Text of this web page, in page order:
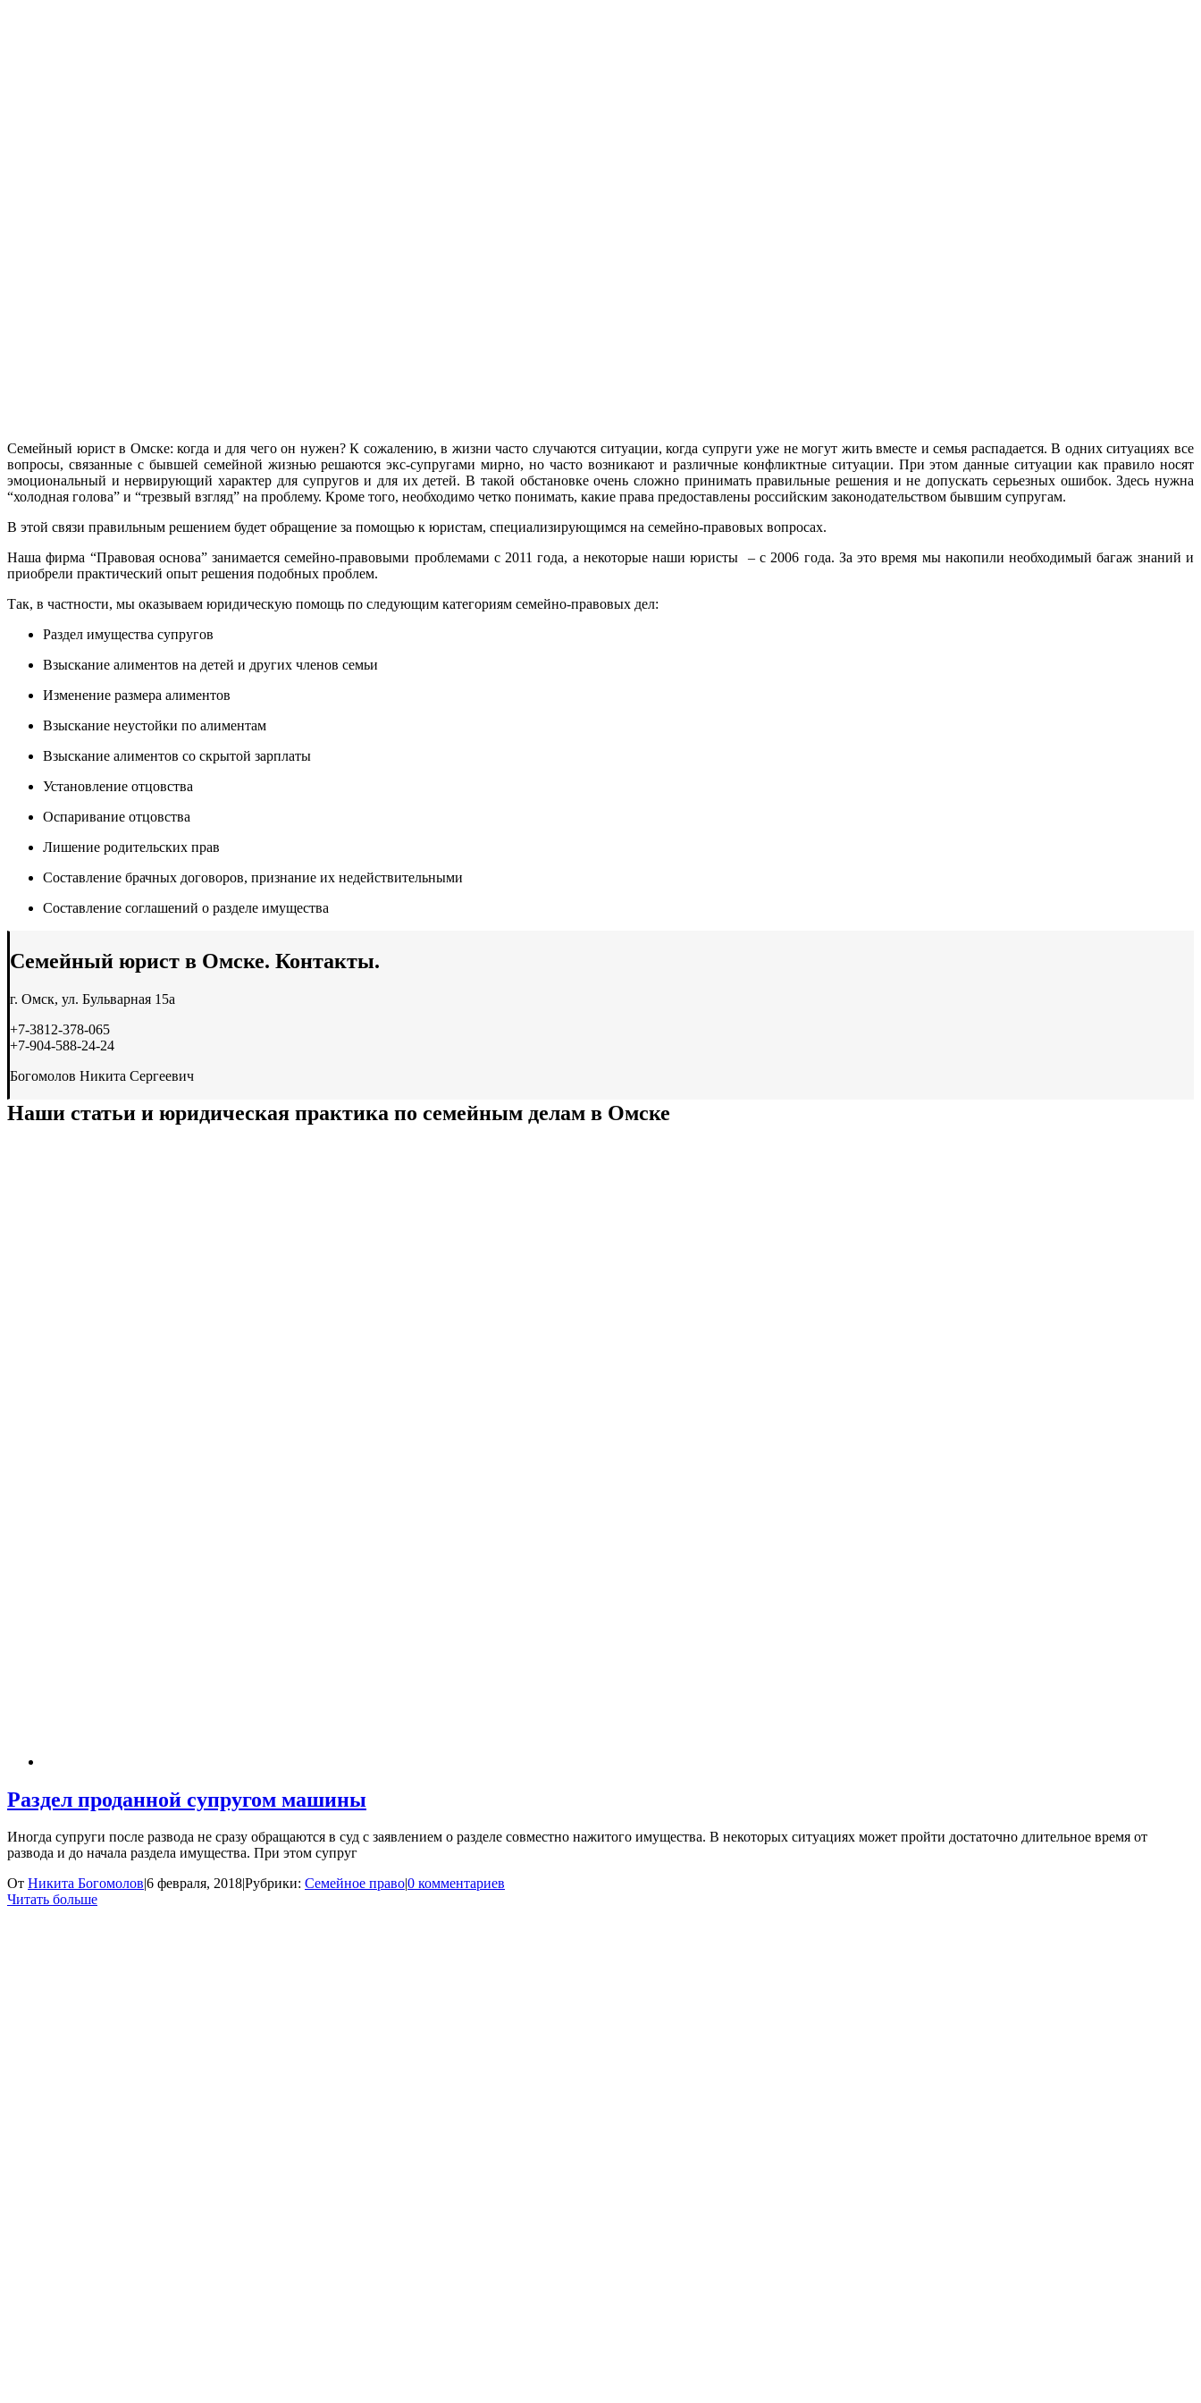
Семейный юрист в Омске: когда и для чего он нужен? К сожалению, в жизни часто случаются ситуации, когда супруги уже не могут жить вместе и семья распадается. В одних ситуациях все
вопросы, связанные с бывшей семейной жизнью решаются экс-супругами мирно, но часто возникают и различные конфликтные ситуации. При этом данные ситуации как правило носят
эмоциональный и нервирующий характер для супругов и для их детей. В такой обстановке очень сложно принимать правильные решения и не допускать серьезных ошибок. Здесь нужна
“холодная голова” и “трезвый взгляд” на проблему. Кроме того, необходимо четко понимать, какие права предоставлены российским законодательством бывшим супругам.
В этой связи правильным решением будет обращение за помощью к юристам, специализирующимся на семейно-правовых вопросах.
Наша фирма “Правовая основа” занимается семейно-правовыми проблемами с 2011 года, а некоторые наши юристы – с 2006 года. За это время мы накопили необходимый багаж знаний и
приобрели практический опыт решения подобных проблем.
Так, в частности, мы оказываем юридическую помощь по следующим категориям семейно-правовых дел:
Раздел имущества супругов
Взыскание алиментов на детей и других членов семьи
Изменение размера алиментов
Взыскание неустойки по алиментам
Взыскание алиментов со скрытой зарплаты
Установление отцовства
Оспаривание отцовства
Лишение родительских прав
Составление брачных договоров, признание их недействительными
Составление соглашений о разделе имущества
Семейный юрист в Омске. Контакты.
г. Омск, ул. Бульварная 15а
+7-3812-378-065
+7-904-588-24-24
Богомолов Никита Сергеевич
Наши статьи и юридическая практика по семейным делам в Омске
Раздел проданной супругом машины
Иногда супруги после развода не сразу обращаются в суд с заявлением о разделе совместно нажитого имущества. В некоторых ситуациях может пройти достаточно длительное время от
развода и до начала раздела имущества. При этом супруг
От Никита Богомолов|6 февраля, 2018|Рубрики: Семейное право|0 комментариев
Читать больше